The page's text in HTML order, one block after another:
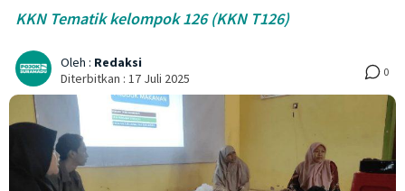
KKN Tematik kelompok 126 (KKN T126)
Oleh : Redaksi
Diterbitkan : 17 Juli 2025 0